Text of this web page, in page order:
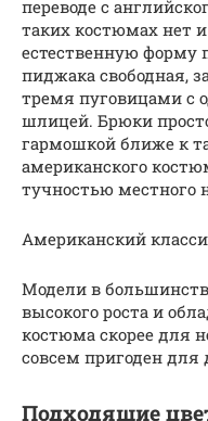
переводе с
таких костюмах нет
естественную форму
пиджака свободная,
тремя пуговицами с
шлицей. Брюки
гармошкой ближе к
американского
тучностью местного
Американский
Модели в
высокого роста и
костюма скорее для
совсем пригоден для
Подходящие